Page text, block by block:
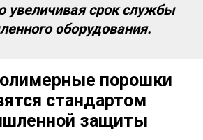
увеличивая срок службы
оборудования.
порошки
стандартом
защиты